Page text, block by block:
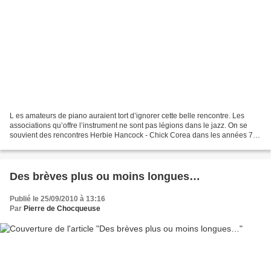
L es amateurs de piano auraient tort d’ignorer cette belle rencontre. Les
associations qu’offre l’instrument ne sont pas légions dans le jazz. On se
souvient des rencontres Herbie Hancock - Chick Corea dans les années 70.
Des brèves plus ou moins longues…
Publié le 25/09/2010 à 13:16
Par Pierre de Chocqueuse